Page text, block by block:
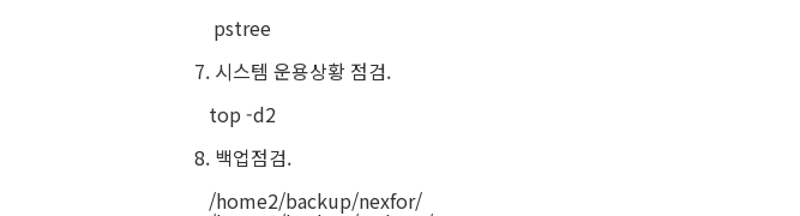
pstree
7. 시스템 운용상황 점검.
top -d2
8. 백업점검.
/home2/backup/nexfor/